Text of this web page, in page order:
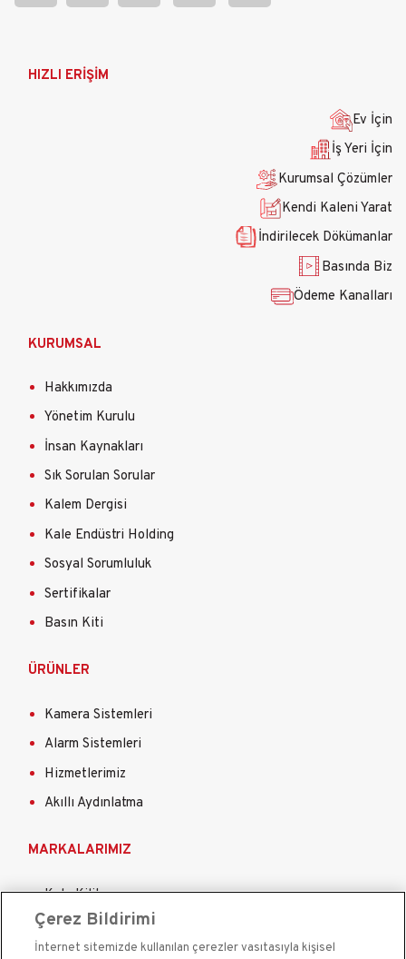
AnaHIZLI ERİŞİM
Ev İçin
İş Yeri İçin
Kurumsal Çözümler
Kendi Kaleni Yarat
İndirilecek Dökümanlar
Basında Biz
Ödeme Kanalları
KURUMSAL
Hakkımızda
Yönetim Kurulu
İnsan Kaynakları
Sık Sorulan Sorular
Kalem Dergisi
Kale Endüstri Holding
Sosyal Sorumluluk
Sertifikalar
Basın Kiti
ÜRÜNLER
Kamera Sistemleri
Alarm Sistemleri
Hizmetlerimiz
Akıllı Aydınlatma
MARKALARIMIZ
Kale Kilit
Kale Çelik Kapı
Kale Çelik Kasa
Çerez Bildirimi
İnternet sitemizde kullanılan çerezler vasıtasıyla kişisel